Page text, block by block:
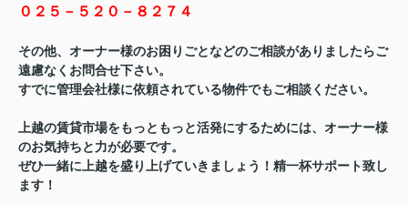
０２５－５２０－８２７４
その他、オーナー様のお困りごとなどのご相談がありましたらご
遠慮なくお問合せ下さい。
すでに管理会社様に依頼されている物件でもご相談ください。
上越の賃貸市場をもっともっと活発にするためには、オーナー様
のお気持ちと力が必要です。
ぜひ一緒に上越を盛り上げていきましょう！精一杯サポート致し
ます！